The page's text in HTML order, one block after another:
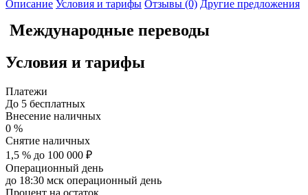
Описание Условия и тарифы Отзывы (0) Другие предложения
Международные переводы
Условия и тарифы
Платежи
До 5 бесплатных
Внесение наличных
0 %
Снятие наличных
1,5 % до 100 000 ₽
Операционный день
до 18:30 мск операционный день
Процент на остаток